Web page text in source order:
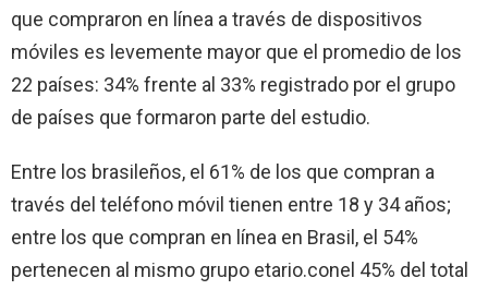
que compraron en línea a través de dispositivos
móviles es levemente mayor que el promedio de los
22 países: 34% frente al 33% registrado por el grupo
de países que formaron parte del estudio.
Entre los brasileños, el 61% de los que compran a
través del teléfono móvil tienen entre 18 y 34 años;
entre los que compran en línea en Brasil, el 54%
pertenecen al mismo grupo etario.conel 45% del total